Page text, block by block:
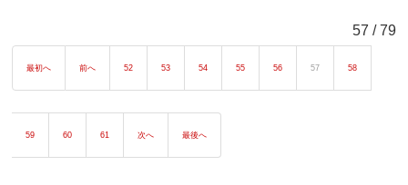
57 / 79
最初へ 前へ 52 53 54 55 56 57 58
59 60 61 次へ 最後へ